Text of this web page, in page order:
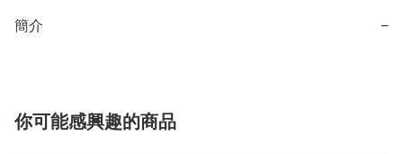
簡介 −
你可能感興趣的商品